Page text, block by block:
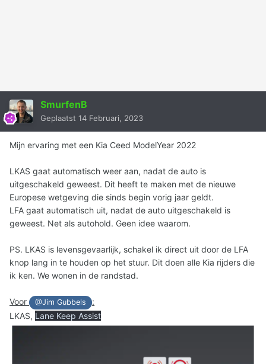
SmurfenB
Geplaatst 14 Februari, 2023
Mijn ervaring met een Kia Ceed ModelYear 2022
LKAS gaat automatisch weer aan, nadat de auto is
uitgeschakeld geweest. Dit heeft te maken met de nieuwe
Europese wetgeving die sinds begin vorig jaar geldt.
LFA gaat automatisch uit, nadat de auto uitgeschakeld is
geweest. Net als autohold. Geen idee waarom.
PS. LKAS is levensgevaarlijk, schakel ik direct uit door de LFA
knop lang in te houden op het stuur. Dit doen alle Kia rijders die
ik ken. We wonen in de randstad.
Voor @Jim Gubbels
:
LKAS, Lane Keep Assist